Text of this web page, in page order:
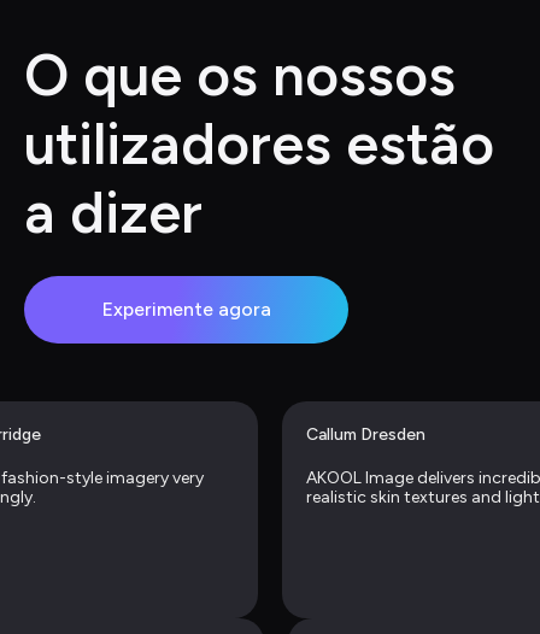
O que os nossos
utilizadores estão
a dizer
Experimente agora
style imagery very
Callum Dresden
AKOOL Image delivers
realistic skin textures and